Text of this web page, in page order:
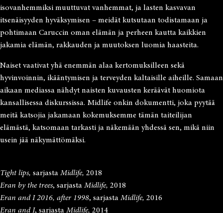
isovanhemmiksi muuttuvat vanhemmat, ja lasten kasvavan
itsenäisyyden hyväksymisen – meidät kutsutaan todistamaan ja
pohtimaan Caruccin oman elämän ja perheen kautta kaikkien
jakamia elämän, rakkauden ja muutoksen luomia haasteita.
Naiset vaativat yhä enemmän alaa kertomuksilleen sekä
hyvinvoinnin, ikääntymisen ja terveyden kaltaisille aiheille. Samaan
aikaan mediassa nähdyt naisten kuvausten keräävät huomiota
kansallisessa diskurssissa. Midlife onkin dokumentti, joka pyytää
meitä katsojia jakamaan kokemuksemme tämän taiteilijan
elämästä, katsomaan tarkasti ja näkemään yhdessä sen, mikä niin
usein jää näkymättömäksi.
Tight lips, sarjasta Midlife, 2018
Eran by the trees, sarjasta Midlife, 2018
Eran and I 2016, after 1998, sarjasta Midlife, 2016
Eran and I, sarjasta Midlife, 2014